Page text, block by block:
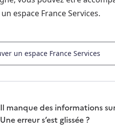
espace France Services.
un espace France Services
Il manque des informations
Une erreur s’est glissée ?